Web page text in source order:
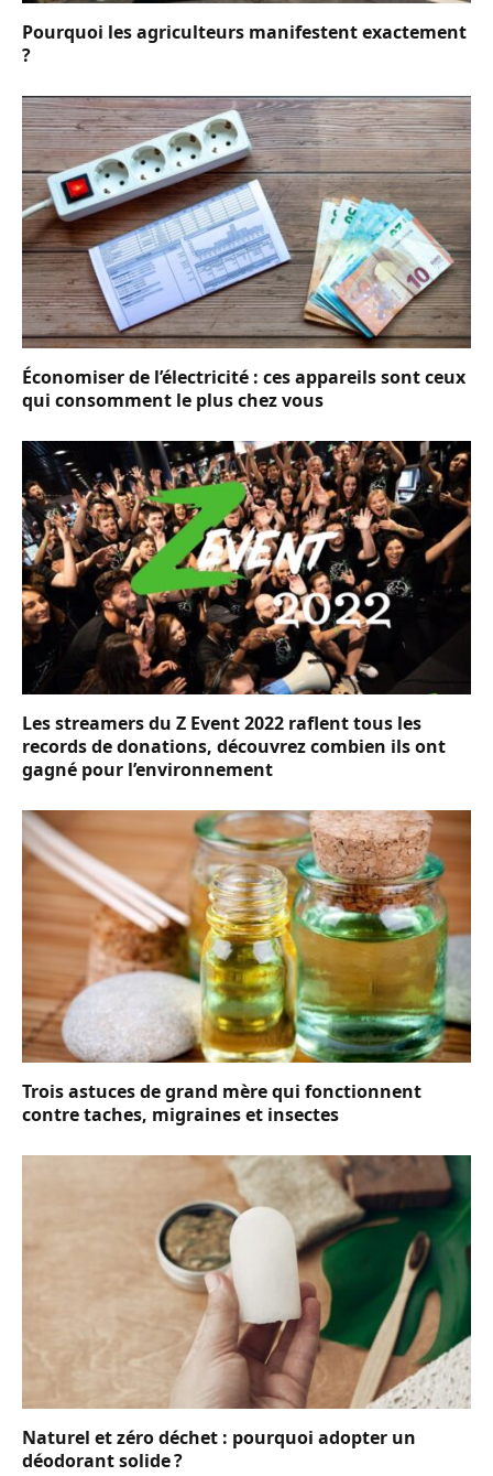
Pourquoi les agriculteurs manifestent exactement
?
Économiser de l’électricité : ces appareils sont ceux
qui consomment le plus chez vous
Les streamers du Z Event 2022 raflent tous les
records de donations, découvrez combien ils ont
gagné pour l’environnement
Trois astuces de grand mère qui fonctionnent
contre taches, migraines et insectes
Naturel et zéro déchet : pourquoi adopter un
déodorant solide ?